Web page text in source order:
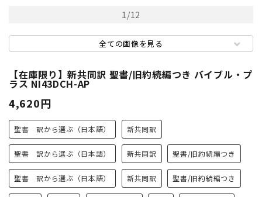
1/12
全ての画像を見る
【在庫限り】新共同訳 聖書/旧約続編つき バイブル・プ
ラス NI43DCH-AP
4,620円
聖書 訳から選ぶ（日本語） 新共同訳
聖書 訳から選ぶ（日本語） 新共同訳 聖書/旧約続編つき
聖書 訳から選ぶ（日本語） 新共同訳 聖書/旧約続編つき